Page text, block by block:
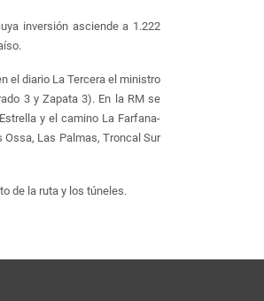
inversión asciende a 1.222
el diario La Tercera el ministro
3 y Zapata 3). En la RM se
y el camino La Farfana-
Las Palmas, Troncal Sur
de la ruta y los túneles.